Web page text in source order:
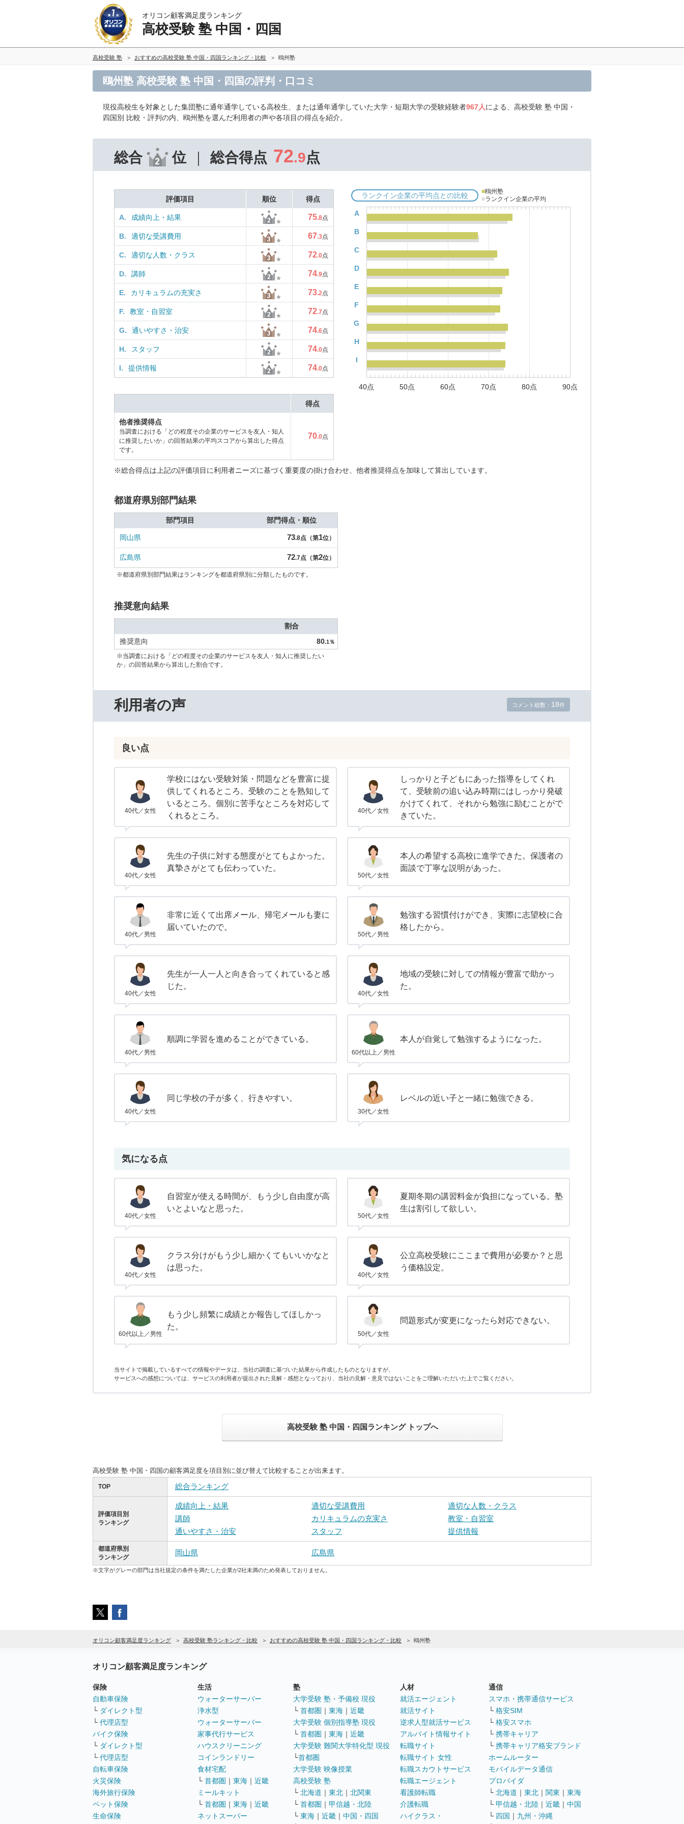
オリコン顧客満足度ランキング
高校受験 塾 中国・四国
高校受験 塾 おすすめの高校受験 塾 中国・四国ランキング・比較 鴎州塾
鴎州塾 高校受験 塾 中国・四国の評判・口コミ
現役高校生を対象とした集団塾に通年通学している高校生、または通年通学していた大学・短期大学の受験経験者967人による、高校受験 塾 中国・
四国別 比較・評判の内、鴎州塾を選んだ利用者の声や各項目の得点を紹介。
総合 位 総合得点 72.9点
評価項目 順位 得点
A. 成績向上・結果 75.8点
B. 適切な受講費用 67.3点
C. 適切な人数・クラス 72.0点
D. 講師 74.9点
E. カリキュラムの充実さ 73.2点
F. 教室・自習室 72.7点
G. 通いやすさ・治安 74.6点
H. スタッフ 74.0点
I. 提供情報 74.0点
ランクイン企業の平均点との比較 ■鴎州塾
■ランクイン企業の平均
A
B
C
D
E
F
G
H
I
40点 50点 60点 70点 80点 90点
得点
他者推奨得点
当調査における「どの程度その企業のサービスを友人・知人
に推奨したいか」の回答結果の平均スコアから算出した得点
です。
70.0点
※総合得点は上記の評価項目に利用者ニーズに基づく重要度の掛け合わせ、他者推奨得点を加味して算出しています。
都道府県別部門結果
部門項目 部門得点・順位
岡山県 73.8点（第1位）
広島県 72.7点（第2位）
※都道府県別部門結果はランキングを都道府県別に分類したものです。
推奨意向結果
割合
推奨意向
80.1％
※当調査における「どの程度その企業のサービスを友人・知人に推奨したい
か」の回答結果から算出した割合です。
利用者の声 コメント総数： 18件
良い点
40代／女性
学校にはない受験対策・問題などを豊富に提
供してくれるところ。受験のことを熟知して
いるところ。個別に苦手なところを対応して
くれるところ。
40代／女性
しっかりと子どもにあった指導をしてくれ
て、受験前の追い込み時期にはしっかり発破
かけてくれて、それから勉強に励むことがで
きていた。
40代／女性
先生の子供に対する態度がとてもよかった。
真摯さがとても伝わっていた。
50代／女性
本人の希望する高校に進学できた。保護者の
面談で丁寧な説明があった。
40代／男性
非常に近くて出席メール、帰宅メールも妻に
届いていたので。
50代／男性
勉強する習慣付けができ、実際に志望校に合
格したから。
40代／女性
先生が一人一人と向き合ってくれていると感
じた。
40代／女性
地域の受験に対しての情報が豊富で助かっ
た。
40代／男性
順調に学習を進めることができている。
60代以上／男性
本人が自覚して勉強するようになった。
40代／女性
同じ学校の子が多く、行きやすい。
30代／女性
レベルの近い子と一緒に勉強できる。
気になる点
40代／女性
自習室が使える時間が、もう少し自由度が高
いとよいなと思った。
50代／女性
夏期冬期の講習料金が負担になっている。塾
生は割引して欲しい。
40代／女性
クラス分けがもう少し細かくてもいいかなと
は思った。
40代／女性
公立高校受験にここまで費用が必要か？と思
う価格設定。
60代以上／男性
もう少し頻繁に成績とか報告してほしかっ
た。
50代／女性
問題形式が変更になったら対応できない。
当サイトで掲載しているすべての情報やデータは、当社の調査に基づいた結果から作成したものとなりますが、
サービスへの感想については、サービスの利用者が提出された見解・感想となっており、当社の見解・意見ではないことをご理解いただいた上でご覧ください。
高校受験 塾 中国・四国ランキング トップへ
高校受験 塾 中国・四国の顧客満足度を項目別に並び替えて比較することが出来ます。
TOP 総合ランキング
評価項目別
ランキング
成績向上・結果 適切な受講費用
適切な人数・クラス
講師
カリキュラムの充実さ
教室・自習室
通いやすさ・治安
スタッフ 提供情報
都道府県別
ランキング
岡山県 広島県
※文字がグレーの部門は当社規定の条件を満たした企業が2社未満のため発表しておりません。
オリコン顧客満足度ランキング 高校受験 塾ランキング・比較 おすすめの高校受験 塾 中国・四国ランキング・比較 鴎州塾
オリコン顧客満足度ランキング
保険
自動車保険
└ ダイレクト型
└ 代理店型
バイク保険
└ ダイレクト型
└ 代理店型
自転車保険
火災保険
海外旅行保険
ペット保険
生命保険
生活
ウォーターサーバー
浄水型
ウォーターサーバー
家事代行サービス
ハウスクリーニング
コインランドリー
食材宅配
└ 首都圏 ｜ 東海 ｜ 近畿
ミールキット
└ 首都圏 ｜ 東海 ｜ 近畿
ネットスーパー
塾
大学受験 塾・予備校 現役
└ 首都圏 ｜ 東海 ｜ 近畿
大学受験 個別指導塾 現役
└ 首都圏 ｜ 東海 ｜ 近畿
大学受験 難関大学特化型 現役
└首都圏
大学受験 映像授業
高校受験 塾
└ 北海道 ｜ 東北 ｜ 北関東
└ 首都圏 ｜ 甲信越・北陸
└ 東海 ｜ 近畿 ｜ 中国・四国
人材
就活エージェント
就活サイト
逆求人型就活サービス
アルバイト情報サイト
転職サイト
転職サイト 女性
転職スカウトサービス
転職エージェント
看護師転職
介護転職
ハイクラス・
通信
スマホ・携帯通信サービス
└ 格安SIM
└ 格安スマホ
└ 携帯キャリア
└ 携帯キャリア格安ブランド
ホームルーター
モバイルデータ通信
プロバイダ
└ 北海道 ｜ 東北 ｜ 関東 ｜ 東海
└ 甲信越・北陸 ｜ 近畿 ｜ 中国
└ 四国 ｜ 九州・沖縄